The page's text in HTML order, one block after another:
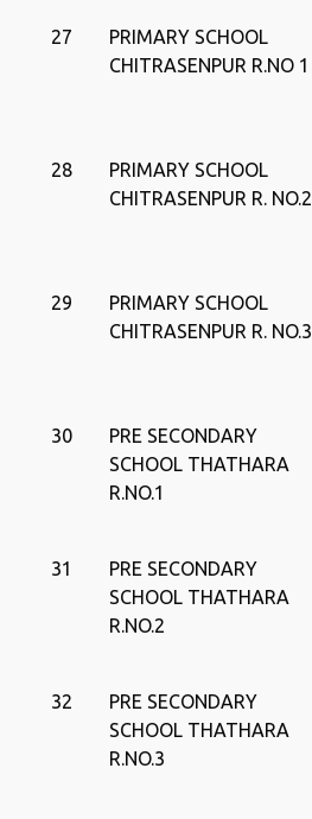
27
PRIMARY SCHOOL
CHITRASENPUR R.NO 1
28
PRIMARY SCHOOL
CHITRASENPUR R. NO.2
29
PRIMARY SCHOOL
CHITRASENPUR R. NO.3
30
PRE SECONDARY
SCHOOL THATHARA
R.NO.1
31
PRE SECONDARY
SCHOOL THATHARA
R.NO.2
32
PRE SECONDARY
SCHOOL THATHARA
R.NO.3